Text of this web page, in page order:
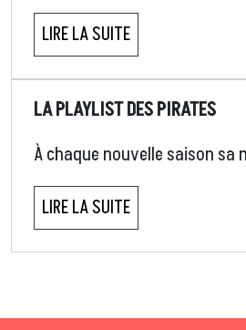
LIRE LA SUITE
LA PLAYLIST DES PIRATES
À chaque nouvelle saison sa
LIRE LA SUITE